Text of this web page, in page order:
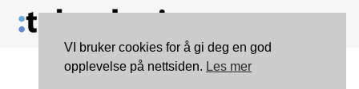
VI bruker cookies for å gi deg en god
opplevelse på nettsiden. Les mer